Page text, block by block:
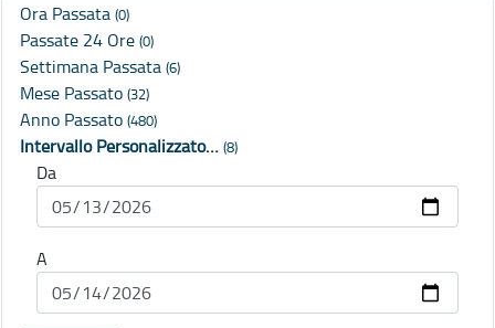
Ora Passata (0)
Passate 24 Ore (0)
Settimana Passata (6)
Mese Passato (32)
Anno Passato (480)
Intervallo Personalizzato… (8)
Da
A